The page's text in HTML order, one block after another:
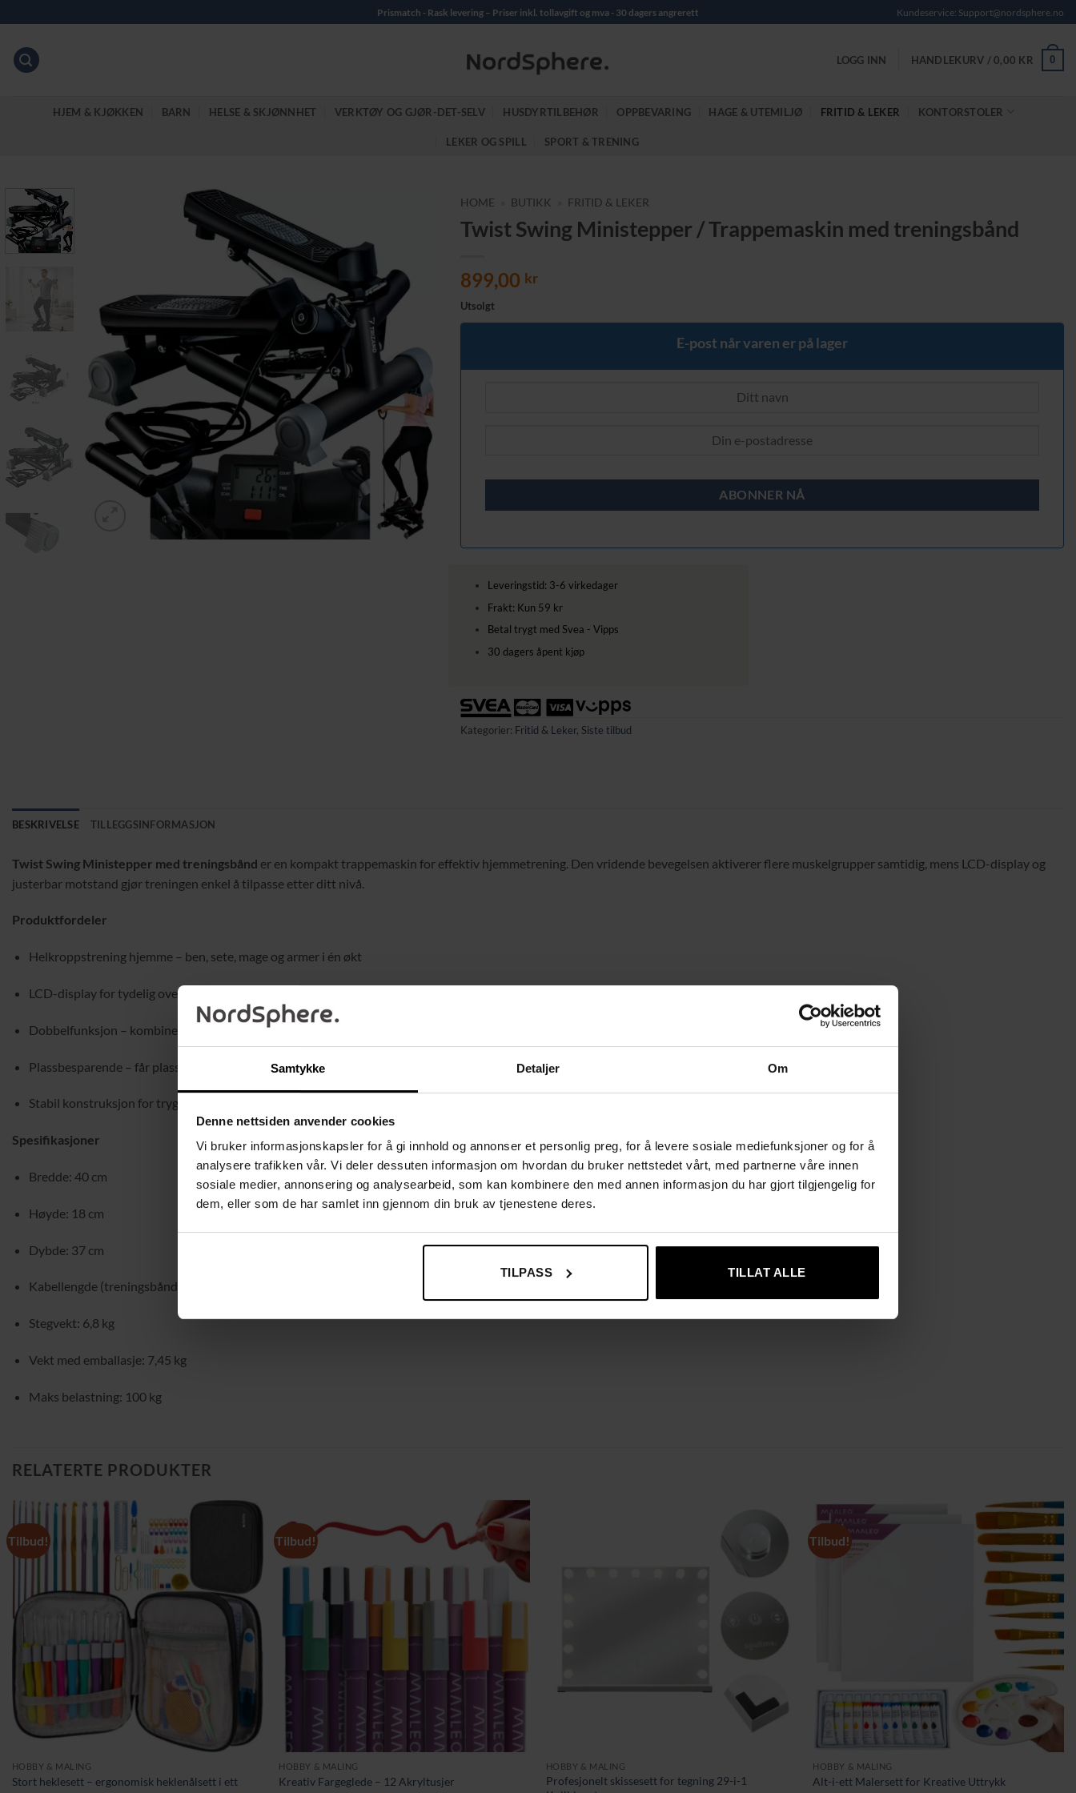
Samtykke Detaljer Om
Denne nettsiden anvender cookies
Vi bruker informasjonskapsler for å gi innhold og annonser et personlig preg, for å levere sosiale mediefunksjoner og for å
analysere trafikken vår. Vi deler dessuten informasjon om hvordan du bruker nettstedet vårt, med partnerne våre innen
sosiale medier, annonsering og analysearbeid, som kan kombinere den med annen informasjon du har gjort tilgjengelig for
dem, eller som de har samlet inn gjennom din bruk av tjenestene deres.
TILPASS TILLAT ALLE
to
content
Prismatch - Rask levering – Priser inkl. tollavgift og mva - 30 dagers angrerett Kundeservice: Support@nordsphere.no
LOGG INN HANDLEKURV /0,00 KR 0
HJEM & KJØKKEN BARN HELSE & SKJØNNHET VERKTØY OG GJØR-DET-SELV HUSDYRTILBEHØR OPPBEVARING HAGE & UTEMILJØ FRITID & LEKER KONTORSTOLER
LEKER OG SPILL SPORT & TRENING
HOME BUTIKK FRITID & LEKER
Twist Swing Ministepper / Trappemaskin med treningsbånd
899,00 kr
Utsolgt
E-post når varen er på lager
Leveringstid: 3-6 virkedager
Frakt: Kun 59 kr
Betal trygt med Svea - Vipps
30 dagers åpent kjøp
Kategorier: Fritid & Leker, Siste tilbud
BESKRIVELSE TILLEGGSINFORMASJON
Twist Swing Ministepper med treningsbånd er en kompakt trappemaskin for effektiv hjemmetrening. Den vridende bevegelsen aktiverer flere muskelgrupper samtidig, mens LCD-display og
justerbar motstand gjør treningen enkel å tilpasse etter ditt nivå.
Produktfordeler
Helkroppstrening hjemme – ben, sete, mage og armer i én økt
LCD-display for tydelig oversikt over treningen
Dobbelfunksjon – kombiner kondisjon og styrke
Plassbesparende – får plass i garderobe eller under sengen
Stabil konstruksjon for trygg og sikker trening
Spesifikasjoner
Bredde: 40 cm
Høyde: 18 cm
Dybde: 37 cm
Kabellengde (treningsbånd): 95 cm
Stegvekt: 6,8 kg
Vekt med emballasje: 7,45 kg
Maks belastning: 100 kg
RELATERTE PRODUKTER
Tilbud!
HOBBY & MALING
Stort heklesett – ergonomisk heklenålsett i ett
Tilbud!
HOBBY & MALING
Kreativ Fargeglede – 12 Akryltusjer
HOBBY & MALING
Profesjonelt skissesett for tegning 29-i-1
Tilbud!
HOBBY & MALING
Alt-i-ett Malersett for Kreative Uttrykk